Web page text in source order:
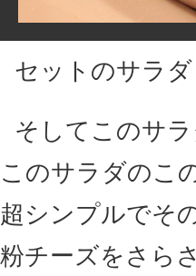
セットのサラダ
そしてこのサラ
このサラダのこ
超シンプルでそ
粉チーズをさら